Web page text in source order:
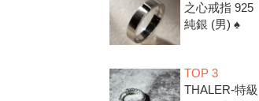
之心戒指 925
純銀 (男) ♠
TOP 3
THALER-特級